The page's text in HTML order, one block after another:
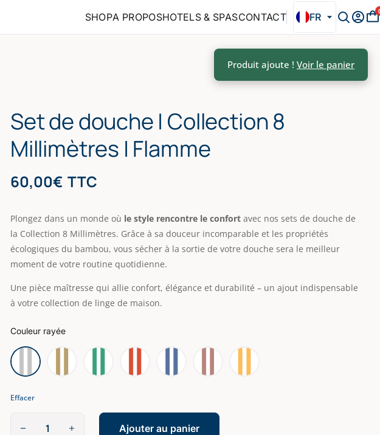
SHOPA PROPOSHOTELS & SPASCONTACT FR
Set de douche | Collection 8
Millimètres | Flamme
60,00€ TTC
Plongez dans un monde où le style rencontre le confort avec nos sets de douche de
la Collection 8 Millimètres. Grâce à sa douceur incomparable et les propriétés
écologiques du bambou, vous sécher à la sortie de votre douche sera le meilleur
moment de votre routine quotidienne.
Une pièce maîtresse qui allie confort, élégance et durabilité – un ajout indispensable
à votre collection de linge de maison.
Couleur rayée
Effacer
Ajouter au panier